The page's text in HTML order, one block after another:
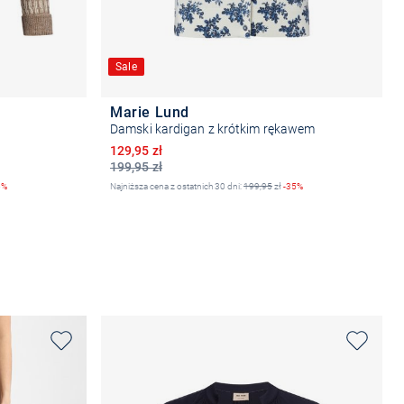
Sale
Marie Lund
Damski kardigan z krótkim rękawem
199,95 zł
Obniżona cena
129,95 zł
Najniższa cena z ostatnich 30 dni:199,95zł-35%